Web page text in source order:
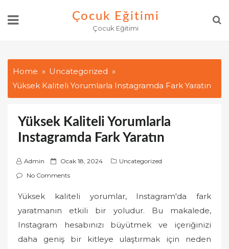
Çocuk Eğitimi
Çocuk Eğitimi
Home
Uncategorized
Yüksek Kaliteli Yorumlarla Instagramda Fark Yaratın
Yüksek Kaliteli Yorumlarla
Instagramda Fark Yaratın
Admin
P
o
t
e
d
Ocak 18, 2024
Uncategorized
No Comments
Yüksek kaliteli yorumlar, Instagram'da fark
yaratmanın etkili bir yoludur. Bu makalede,
Instagram hesabınızı büyütmek ve içeriğinizi
daha geniş bir kitleye ulaştırmak için neden